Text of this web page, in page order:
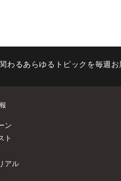
るあらゆるトピックを毎週お
ン
ト
アル